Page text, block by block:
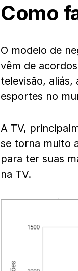
Como
O modelo de
vêm de
televisão,
esportes no
A TV,
se torna muito
para ter suas
na TV.